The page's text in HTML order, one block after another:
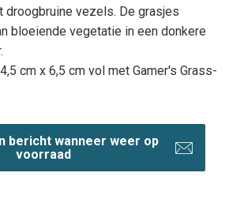
droogbruine vezels. De grasjes
bloeiende vegetatie in een donkere
cm x 6,5 cm vol met Gamer's Grass-
bericht wanneer weer op
voorraad